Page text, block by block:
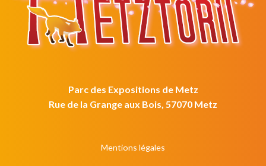
Parc des Expositions de Metz
Rue de la Grange aux Bois, 57070 Metz
Mentions légales